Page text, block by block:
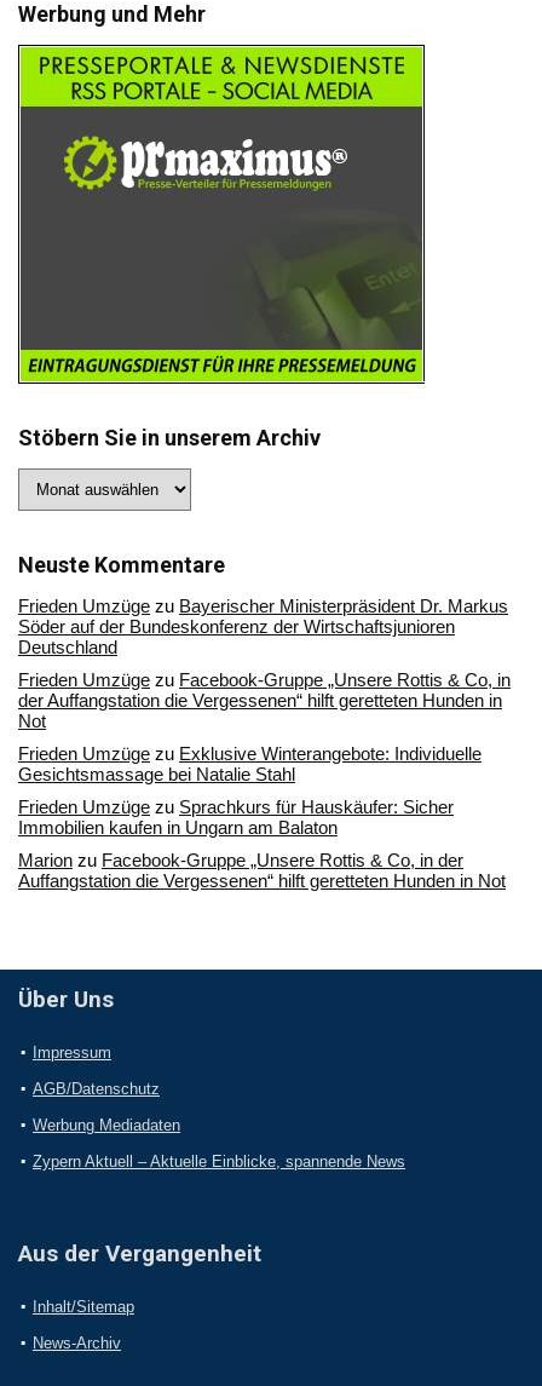
Werbung und Mehr
Stöbern Sie in unserem Archiv
Sie
Archiv
Neuste Kommentare
Frieden Umzüge zu Bayerischer Ministerpräsident Dr. Markus
Söder auf der Bundeskonferenz der Wirtschaftsjunioren
Deutschland
Frieden Umzüge zu Facebook-Gruppe „Unsere Rottis & Co, in
der Auffangstation die Vergessenen“ hilft geretteten Hunden in
Not
Frieden Umzüge zu Exklusive Winterangebote: Individuelle
Gesichtsmassage bei Natalie Stahl
Frieden Umzüge zu Sprachkurs für Hauskäufer: Sicher
Immobilien kaufen in Ungarn am Balaton
Marion zu Facebook-Gruppe „Unsere Rottis & Co, in der
Auffangstation die Vergessenen“ hilft geretteten Hunden in Not
Über Uns
Impressum
AGB/Datenschutz
Werbung Mediadaten
Zypern Aktuell – Aktuelle Einblicke, spannende News
Aus der Vergangenheit
Inhalt/Sitemap
News-Archiv